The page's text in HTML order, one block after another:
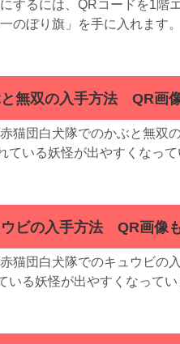
するには、QRコードを1階
のぼり旗」を手に入れます
無双の入手方法 QR画
猫団白犬隊でのかぶと無双
ている妖怪が出やすくなっ
ビの入手方法 QR画像
猫団白犬隊でのキュウビの
いる妖怪が出やすくなってい